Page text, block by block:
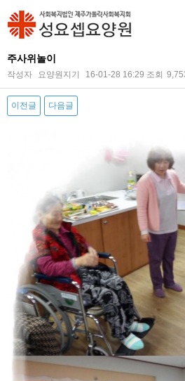
주사위놀이
작성자 요양원지기 16-01-28 16:29 조회
이전글 다음글